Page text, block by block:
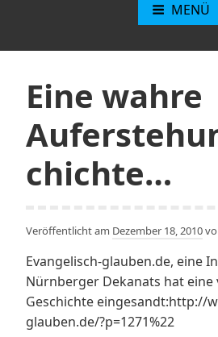
MENÜ
Eine wahre
chichte…
Veröffentlicht am Dezember 18, 2010
Evangelisch-glauben.de, eine
Nürnberger Dekanats hat
Geschichte eingesandt:http://
glauben.de/?p=1271%22